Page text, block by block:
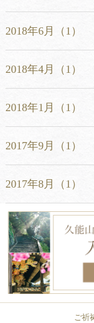
2018年6月（1）
2018年4月（1）
2018年1月（1）
2017年9月（1）
2017年8月（1）
ご祈